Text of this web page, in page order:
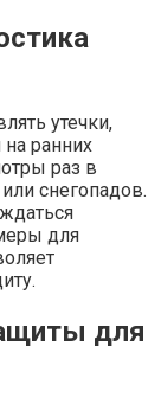
утечки,
ранних
раз в
снегопадов.
для
для